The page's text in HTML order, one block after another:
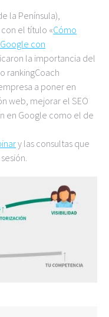
la Península),
el título «Cómo
con
la importancia del
rankingCoach
a poner en
web, mejorar el SEO
en Google como el de
y las consultas que